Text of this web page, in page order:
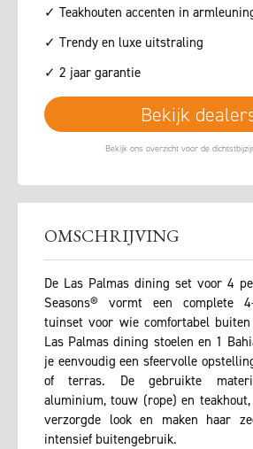
✓ Teakhouten accenten in
✓ Trendy en luxe uitstraling
✓ 2 jaar garantie
Bekijk
OMSCHRIJVING
De Las Palmas dining set voor 4
Seasons® vormt een complete
tuinset voor wie comfortabel
Las Palmas dining stoelen en 1
je eenvoudig een sfeervolle
of terras. De gebruikte
aluminium, touw (rope) en
verzorgde look en maken haar
intensief buitengebruik.